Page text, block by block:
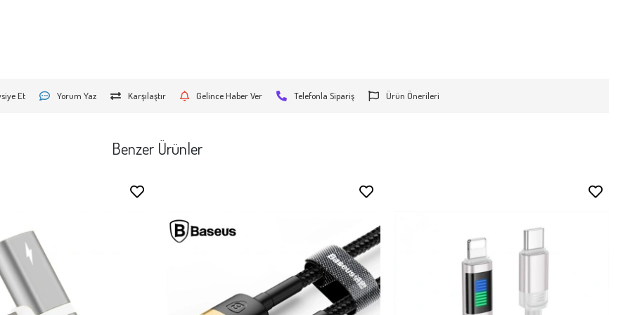
Et Yorum Yaz Karşılaştır Gelince Haber Ver Telefonla Sipariş Ürün Önerileri
Benzer Ürünler
Stokta Yok Stokta Yok Stokta Yok